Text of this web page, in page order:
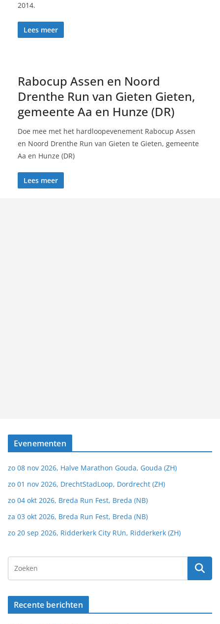
2014.
Lees meer
Rabocup Assen en Noord
Drenthe Run van Gieten Gieten,
gemeente Aa en Hunze (DR)
Doe mee met het hardloopevenement Rabocup Assen
en Noord Drenthe Run van Gieten te Gieten, gemeente
Aa en Hunze (DR)
Lees meer
Evenementen
zo 08 nov 2026, Halve Marathon Gouda, Gouda (ZH)
zo 01 nov 2026, DrechtStadLoop, Dordrecht (ZH)
zo 04 okt 2026, Breda Run Fest, Breda (NB)
za 03 okt 2026, Breda Run Fest, Breda (NB)
zo 20 sep 2026, Ridderkerk City RUn, Ridderkerk (ZH)
Recente berichten